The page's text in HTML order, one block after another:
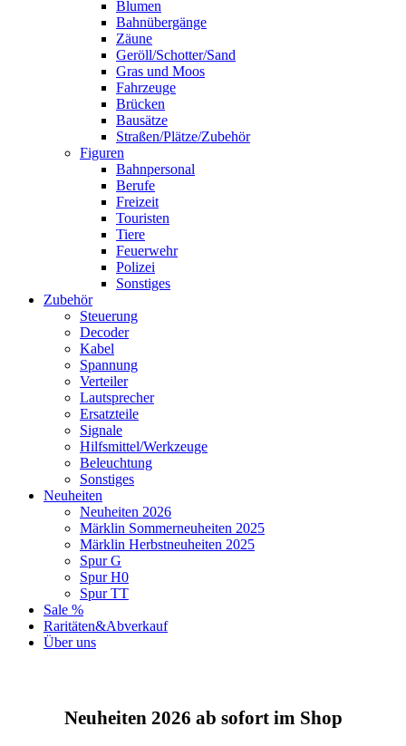
Blumen
Bahnübergänge
Zäune
Geröll/Schotter/Sand
Gras und Moos
Fahrzeuge
Brücken
Bausätze
Straßen/Plätze/Zubehör
Figuren
Bahnpersonal
Berufe
Freizeit
Touristen
Tiere
Feuerwehr
Polizei
Sonstiges
Zubehör
Steuerung
Decoder
Kabel
Spannung
Verteiler
Lautsprecher
Ersatzteile
Signale
Hilfsmittel/Werkzeuge
Beleuchtung
Sonstiges
Neuheiten
Neuheiten 2026
Märklin Sommerneuheiten 2025
Märklin Herbstneuheiten 2025
Spur G
Spur H0
Spur TT
Sale %
Raritäten&Abverkauf
Über uns
Neuheiten 2026 ab sofort im Shop